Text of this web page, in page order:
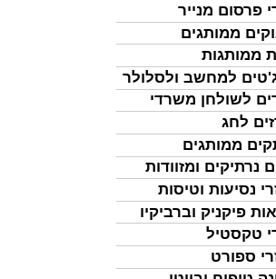
פרסום מנייר
ממותגים
ממותגות
למחשב ולסלולר
לשולחן משרדי
לחג
ממותגים
נרתיקים ומזוודות
נסיעות וטיסות
פיקניק וברביקיו
טקסטיל
ספורט